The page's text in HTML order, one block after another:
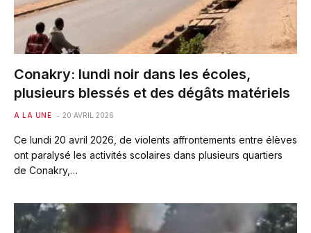
Conakry: lundi noir dans les écoles,
plusieurs blessés et des dégâts matériels
A LA UNE 20 AVRIL 2026
Ce lundi 20 avril 2026, de violents affrontements entre élèves
ont paralysé les activités scolaires dans plusieurs quartiers
de Conakry,…